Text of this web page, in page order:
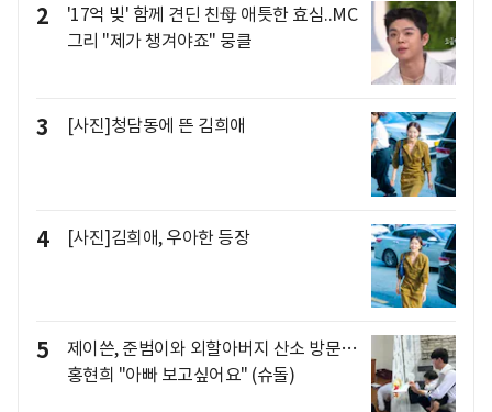
2
'17억 빚' 함께 견딘 친母 애틋한 효심..MC
그리 "제가 챙겨야죠" 뭉클
3 [사진]청담동에 뜬 김희애
4 [사진]김희애, 우아한 등장
5
제이쓴, 준범이와 외할아버지 산소 방문…
홍현희 "아빠 보고싶어요" (슈돌)